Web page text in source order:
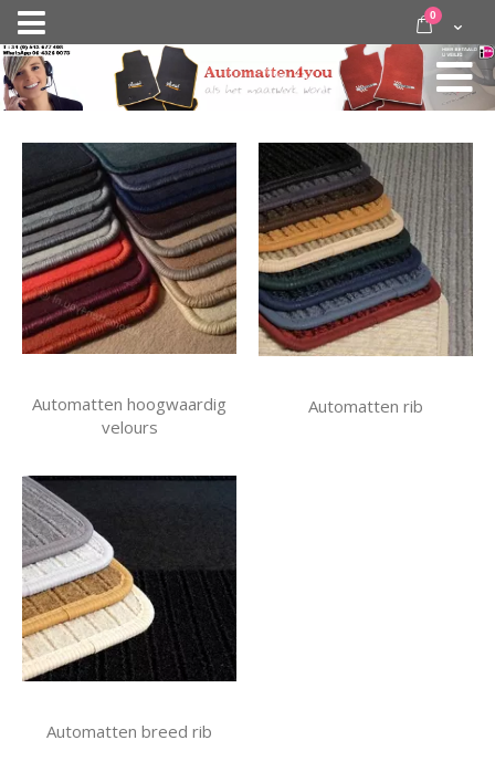
Nav
activeren
door
inhoud
Cart
0 items
Automatten hoogwaardig
velours
Automatten rib
Automatten breed rib